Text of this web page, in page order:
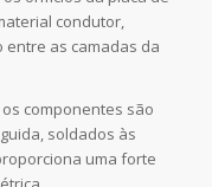
condutor,
entre as camadas da
componentes são
soldados às
uma forte